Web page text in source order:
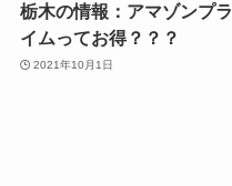
栃木の情報：アマゾンプラ
イムってお得？？？
2021年10月1日